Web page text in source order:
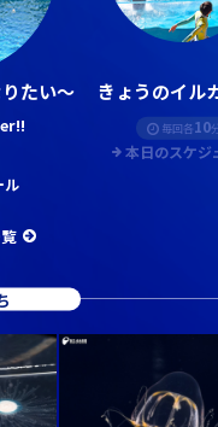
たい～
ル
きょうのイル
毎回各10
本日のスケジ